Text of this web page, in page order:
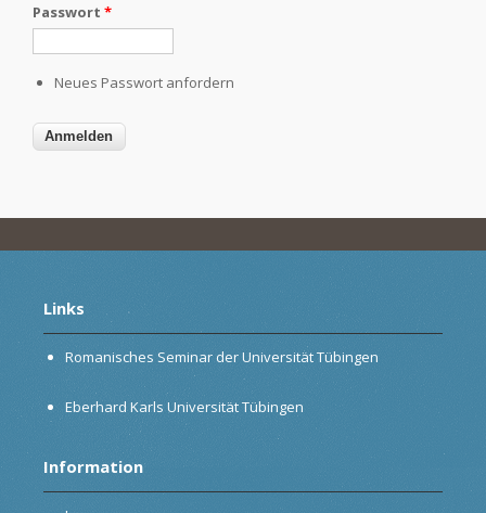
Passwort *
Neues Passwort anfordern
Links
Romanisches Seminar der Universität Tübingen
Eberhard Karls Universität Tübingen
Information